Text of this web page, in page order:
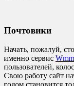
Почтовики
Начать, пожалуй,
именно сервис
пользователей,
Свою работу сайт
годом становится